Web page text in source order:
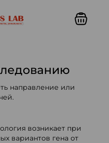
направление или
возникает при
вариантов гена от